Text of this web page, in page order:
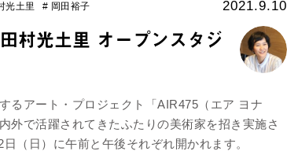
光土里 # 岡田裕子 2021.9.10
村光土里 オープンスタジ
るアート・プロジェクト「AIR475（エア ヨナ
外で活躍されてきたふたりの美術家を招き実施さ
（日）に午前と午後それぞれ開かれます。